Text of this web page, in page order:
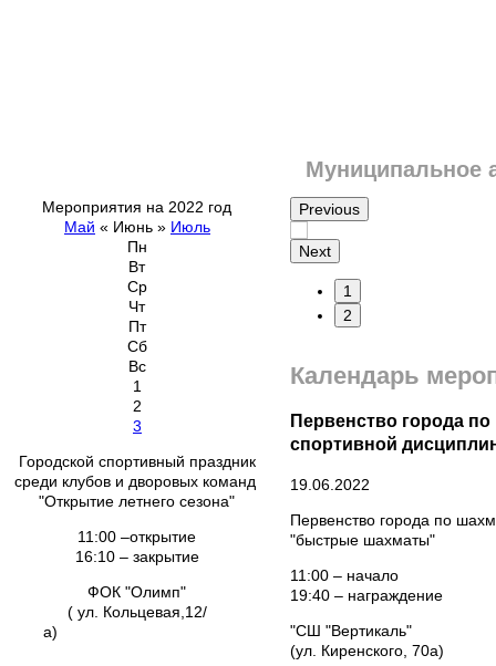
Муниципальное
Мероприятия на 2022 год
Май « Июнь » Июль
Пн
Вт
Ср
Чт
Пт
Сб
Вс
1
2
3
Городской спортивный праздник
среди клубов и дворовых команд
"Открытие летнего сезона"
11:00 –открытие
16:10 – закрытие
ФОК "Олимп"
( ул. Кольцевая,12/
а)
Previous
Next
1
2
Календарь
Первенство города
спортивной
19.06.2022
Первенство города по
"быстрые шахматы"
11:00 – начало
19:40 – награждение
"СШ "Вертикаль"
(ул. Киренского, 70а)